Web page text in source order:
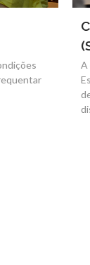
as